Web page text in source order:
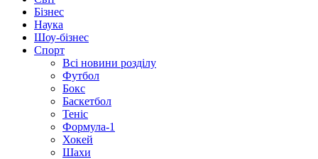
Бізнес
Наука
Шоу-бізнес
Спорт
Всі новини розділу
Футбол
Бокс
Баскетбол
Теніс
Формула-1
Хокей
Шахи